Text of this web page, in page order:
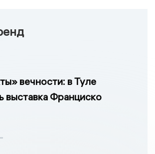
вечности: в Туле
выставка Франциско